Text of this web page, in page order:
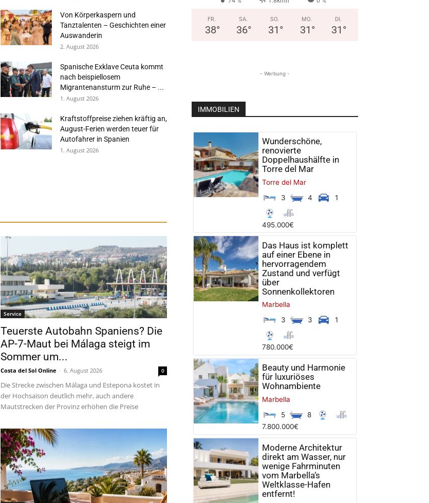
Von Körperkaspern und
Tanztalenten – Geschichten einer
Auswanderin
2. August 2026
Spanische Exklave Ceuta kommt
nach beispiellosem
Migrantenansturm zur Ruhe – ...
1. August 2026
Kraftstoffpreise ziehen kräftig an,
August-Ferien werden teuer für
Autofahrer in Spanien
1. August 2026
Service
Teuerste Autobahn Spaniens? Die
AP-7-Maut bei Málaga steigt im
Sommer um...
Costa del Sol Online - 6. August 2026 0
Die Strecke zwischen Málaga und Estepona kostet in
der Hochsaison deutlich mehr, auch andere
Mautstrecken der Provinz erhöhen die Preise
FR.
38°
SA.
36°
SO.
31 °
MO.
31 °
DI.
31 °
- Werbung -
IMMOBILIEN
Wunderschöne,
renovierte
Doppelhaushälfte in
Torre del Mar
Torre del Mar
3
4 1
495.000€
Das Haus ist komplett
auf einer Ebene in
hervorragendem
Zustand und verfügt
über
Sonnenkollektoren
Marbella
3
3 1
780.000€
Beauty und Harmonie
für luxuriöses
Wohnambiente
Marbella
5
8
7.800.000€
Moderne Architektur
direkt am Wasser, nur
wenige Fahrminuten
vom Marbella‘s
Weltklasse-Hafen
entfernt!